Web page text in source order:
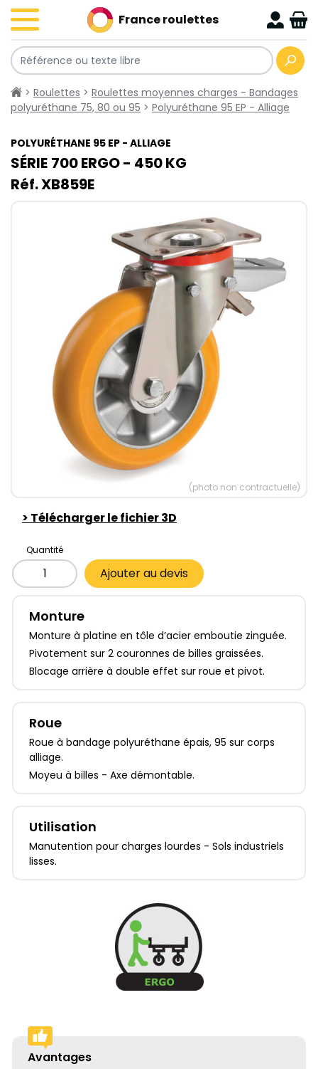
France roulettes
> Roulettes > Roulettes moyennes charges - Bandages
polyuréthane 75, 80 ou 95 > Polyuréthane 95 EP - Alliage
POLYURÉTHANE 95 EP - ALLIAGE
SÉRIE 700​ ERGO - 450​ KG
Réf. XB859E
(photo non contractuelle)
> Télécharger le fichier 3D
Quantité
Ajouter au devis
Monture
Monture à platine en tôle d’acier emboutie zinguée.
Pivotement sur 2 couronnes de billes graissées.
Blocage arrière à double effet sur roue et pivot.
Roue
Roue à bandage polyuréthane épais, 95 sur corps
alliage.
Moyeu à billes - Axe démontable.
Utilisation
Manutention pour charges lourdes - Sols industriels
lisses.
Avantages